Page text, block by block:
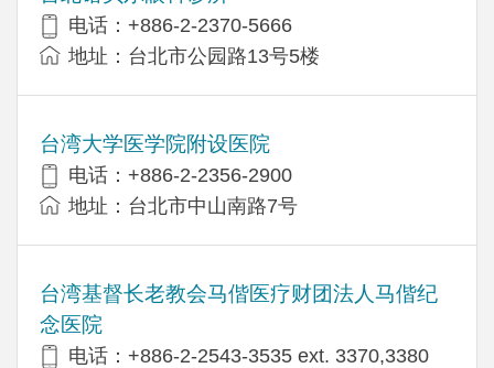
电话：+886-2-2370-5666
地址：台北市公园路13号5楼
台湾大学医学院附设医院
电话：+886-2-2356-2900
地址：台北市中山南路7号
台湾基督长老教会马偕医疗财团法人马偕纪
念医院
电话：+886-2-2543-3535 ext. 3370,3380